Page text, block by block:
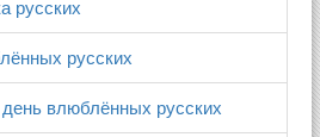
русских
русских
влюблённых русских